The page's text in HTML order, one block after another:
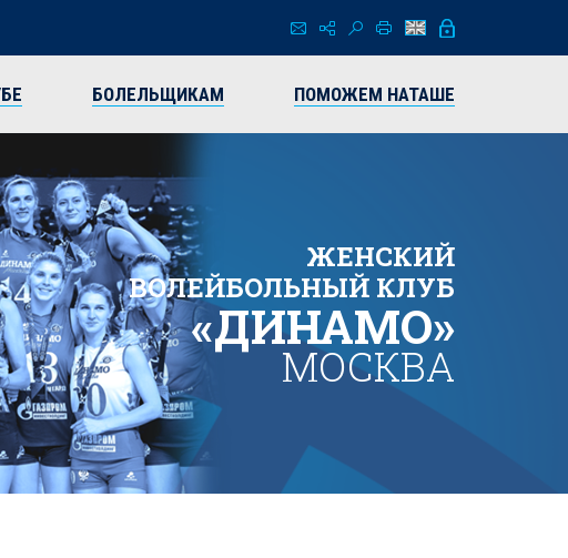
БОЛЕЛЬЩИКАМ ПОМОЖЕМ НАТАШЕ
ЖЕНСКИЙ
ВОЛЕЙБОЛЬНЫЙ КЛУБ
«ДИНАМО»
МОСКВА